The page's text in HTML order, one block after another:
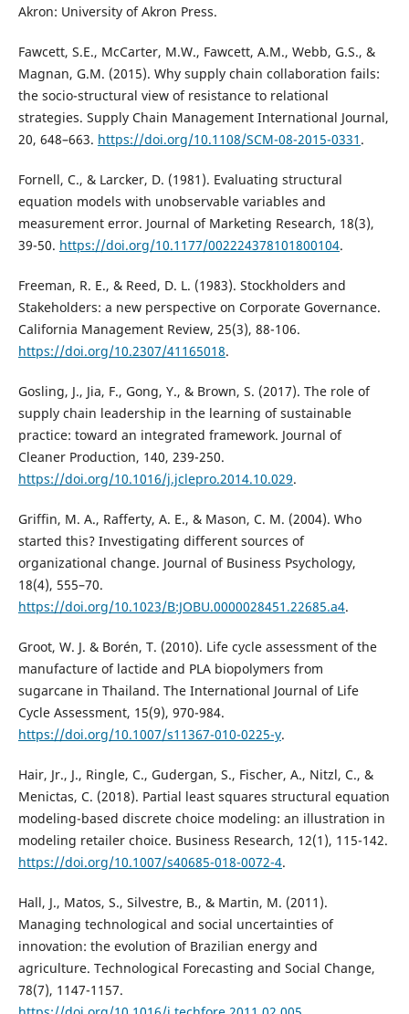
Akron: University of Akron Press.
Fawcett, S.E., McCarter, M.W., Fawcett, A.M., Webb, G.S., &
Magnan, G.M. (2015). Why supply chain collaboration fails:
the socio-structural view of resistance to relational
strategies. Supply Chain Management International Journal,
20, 648–663. https://doi.org/10.1108/SCM-08-2015-0331 .
Fornell, C., & Larcker, D. (1981). Evaluating structural
equation models with unobservable variables and
measurement error. Journal of Marketing Research, 18(3),
39-50. https://doi.org/10.1177/002224378101800104.
Freeman, R. E., & Reed, D. L. (1983). Stockholders and
Stakeholders: a new perspective on Corporate Governance.
California Management Review, 25(3), 88-106.
https://doi.org/10.2307/41165018.
Gosling, J., Jia, F., Gong, Y., & Brown, S. (2017). The role of
supply chain leadership in the learning of sustainable
practice: toward an integrated framework. Journal of
Cleaner Production, 140, 239-250.
https://doi.org/10.1016/j.jclepro.2014.10.029.
Griffin, M. A., Rafferty, A. E., & Mason, C. M. (2004). Who
started this? Investigating different sources of
organizational change. Journal of Business Psychology,
18(4), 555–70.
https://doi.org/10.1023/B:JOBU.0000028451.22685.a4.
Groot, W. J. & Borén, T. (2010). Life cycle assessment of the
manufacture of lactide and PLA biopolymers from
sugarcane in Thailand. The International Journal of Life
Cycle Assessment, 15(9), 970-984.
https://doi.org/10.1007/s11367-010-0225-y.
Hair, Jr., J., Ringle, C., Gudergan, S., Fischer, A., Nitzl, C., &
Menictas, C. (2018). Partial least squares structural equation
modeling-based discrete choice modeling: an illustration in
modeling retailer choice. Business Research, 12(1), 115-142.
https://doi.org/10.1007/s40685-018-0072-4.
Hall, J., Matos, S., Silvestre, B., & Martin, M. (2011).
Managing technological and social uncertainties of
innovation: the evolution of Brazilian energy and
agriculture. Technological Forecasting and Social Change,
78(7), 1147-1157.